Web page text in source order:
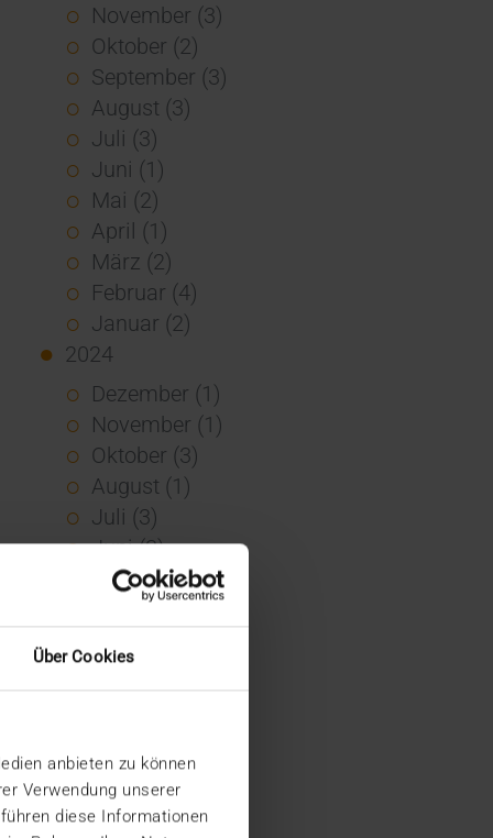
Über Cookies
anbieten zu können
Verwendung unserer
diese Informationen
November (3)
Oktober (2)
September (3)
August (3)
Juli (3)
Juni (1)
Mai (2)
April (1)
März (2)
Februar (4)
Januar (2)
2024
Dezember (1)
November (1)
Oktober (3)
August (1)
Juli (3)
Juni (3)
Mai (7)
April (4)
Februar (3)
Dezember (5)
November (6)